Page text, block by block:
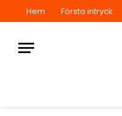
Hem Första intryck